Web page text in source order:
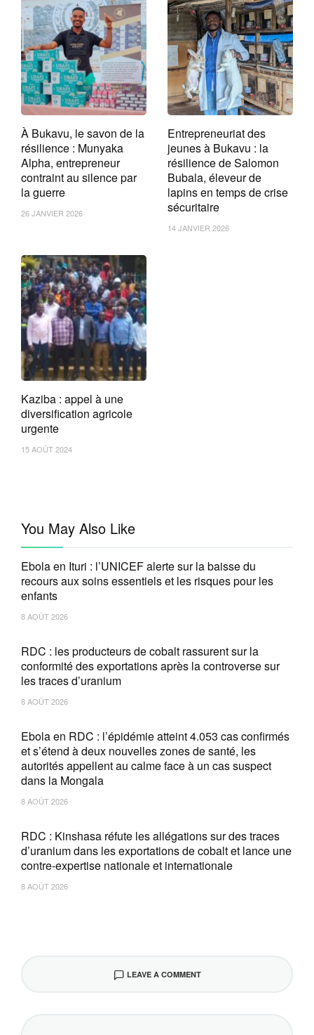
À Bukavu, le savon de la
résilience : Munyaka
Alpha, entrepreneur
contraint au silence par
la guerre
26 JANVIER 2026
Entrepreneuriat des
jeunes à Bukavu : la
résilience de Salomon
Bubala, éleveur de
lapins en temps de crise
sécuritaire
14 JANVIER 2026
Kaziba : appel à une
diversification agricole
urgente
15 AOÛT 2024
You May Also Like
Ebola en Ituri : l’UNICEF alerte sur la baisse du
recours aux soins essentiels et les risques pour les
enfants
8 AOÛT 2026
RDC : les producteurs de cobalt rassurent sur la
conformité des exportations après la controverse sur
les traces d’uranium
8 AOÛT 2026
Ebola en RDC : l’épidémie atteint 4.053 cas confirmés
et s’étend à deux nouvelles zones de santé, les
autorités appellent au calme face à un cas suspect
dans la Mongala
8 AOÛT 2026
RDC : Kinshasa réfute les allégations sur des traces
d’uranium dans les exportations de cobalt et lance une
contre-expertise nationale et internationale
8 AOÛT 2026
LEAVE A COMMENT